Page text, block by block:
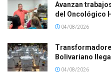
Avanzan
del Oncológico
04/08/2026
Bolivariano
04/08/2026